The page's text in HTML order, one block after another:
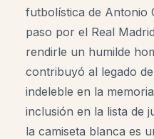
futbolística de Antonio
paso por el Real
rendirle un humilde
contribuyó al legado
indeleble en la
inclusión en la lista de
la camiseta blanca es